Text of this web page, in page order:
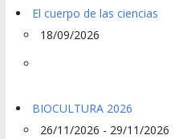
El cuerpo de las ciencias
18/09/2026
BIOCULTURA 2026
26/11/2026 - 29/11/2026